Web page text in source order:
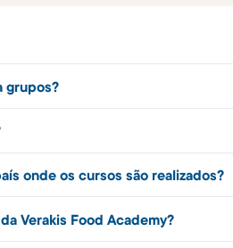
grupos?
onde os cursos são realizados?
Verakis Food Academy?